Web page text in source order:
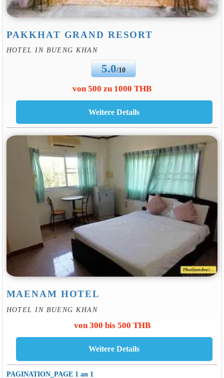
PAKKHAT GRAND RESORT
HOTEL IN BUENG KHAN
5.0/10
von 500 zu 1000 THB
MAENAM HOTEL
HOTEL IN BUENG KHAN
von 300 bis 500 THB
PAGINATION_PAGE 1 an 1